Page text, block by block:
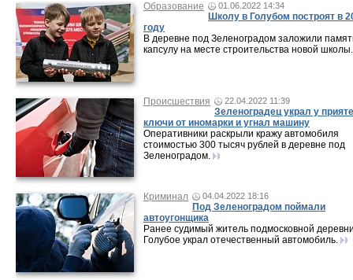
Образование 01.06.2022 14:34
Школу в Голубом построят в
году
В деревне под Зеленоградом заложили
капсулу на месте строительства новой школы.
Происшествия 22.04.2022 11:39
Зеленоградец украл у
ключи от иномарки и угнал машину
Оперативники раскрыли кражу автомобиля
стоимостью 300 тысяч рублей в деревне под
Зеленоградом.
Криминал 04.04.2022 18:16
Под Зеленоградом поймали
автоугонщика
Ранее судимый житель подмосковной
Голубое украл отечественный автомобиль.